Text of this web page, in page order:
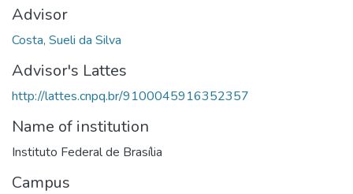
Advisor
Costa, Sueli da Silva
Advisor's Lattes
http://lattes.cnpq.br/9100045916352357
Name of institution
Instituto Federal de Brasília
Campus